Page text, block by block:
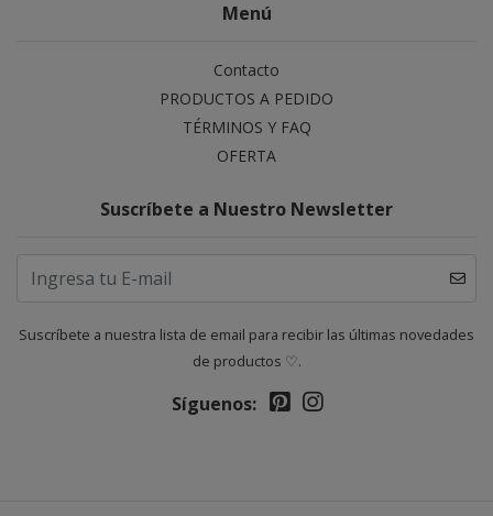
Menú
Contacto
PRODUCTOS A PEDIDO
TÉRMINOS Y FAQ
OFERTA
Suscríbete a Nuestro Newsletter
Suscríbete a nuestra lista de email para recibir las últimas novedades
de productos ♡.
Síguenos: